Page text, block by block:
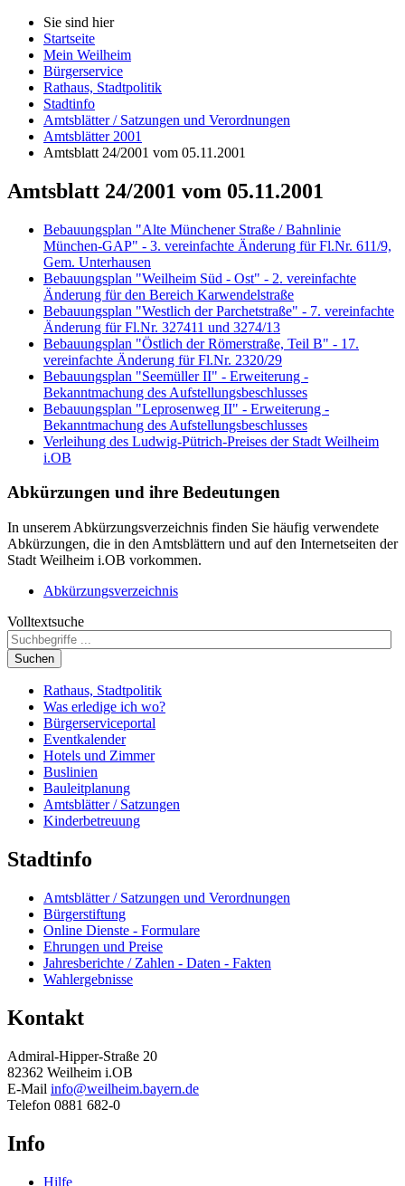
Sie sind hier
Startseite
Mein Weilheim
Bürgerservice
Rathaus, Stadtpolitik
Stadtinfo
Amtsblätter / Satzungen und Verordnungen
Amtsblätter 2001
Amtsblatt 24/2001 vom 05.11.2001
Amtsblatt 24/2001 vom 05.11.2001
Bebauungsplan "Alte Münchener Straße / Bahnlinie
München-GAP" - 3. vereinfachte Änderung für Fl.Nr. 611/9,
Gem. Unterhausen
Bebauungsplan "Weilheim Süd - Ost" - 2. vereinfachte
Änderung für den Bereich Karwendelstraße
Bebauungsplan "Westlich der Parchetstraße" - 7. vereinfachte
Änderung für Fl.Nr. 327411 und 3274/13
Bebauungsplan "Östlich der Römerstraße, Teil B" - 17.
vereinfachte Änderung für Fl.Nr. 2320/29
Bebauungsplan "Seemüller II" - Erweiterung -
Bekanntmachung des Aufstellungsbeschlusses
Bebauungsplan "Leprosenweg II" - Erweiterung -
Bekanntmachung des Aufstellungsbeschlusses
Verleihung des Ludwig-Pütrich-Preises der Stadt Weilheim
i.OB
Abkürzungen und ihre Bedeutungen
In unserem Abkürzungsverzeichnis finden Sie häufig verwendete
Abkürzungen, die in den Amtsblättern und auf den Internetseiten der
Stadt Weilheim i.OB vorkommen.
Abkürzungsverzeichnis
Volltextsuche
Suchen
Rathaus, Stadtpolitik
Was erledige ich wo?
Bürgerserviceportal
Eventkalender
Hotels und Zimmer
Buslinien
Bauleitplanung
Amtsblätter / Satzungen
Kinderbetreuung
Stadtinfo
Amtsblätter / Satzungen und Verordnungen
Bürgerstiftung
Online Dienste - Formulare
Ehrungen und Preise
Jahresberichte / Zahlen - Daten - Fakten
Wahlergebnisse
Kontakt
Admiral-Hipper-Straße 20
82362 Weilheim i.OB
E-Mail info@weilheim.bayern.de
Telefon 0881 682-0
Info
Hilfe